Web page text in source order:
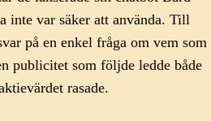
inte var säker att använda. Till
på en enkel fråga om vem som
publicitet som följde ledde både
rasade.